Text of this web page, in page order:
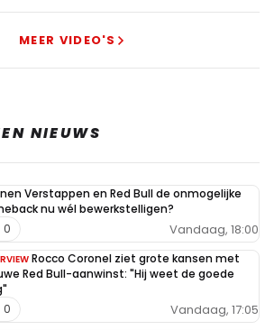
MEER VIDEO'S
NIEUWS
Verstappen en Red Bull de onmogelijke
nu wél bewerkstelligen?
Vandaag, 18:00
0
Rocco Coronel ziet grote kansen met
Red Bull-aanwinst: "Hij weet de goede
Vandaag, 17:05
0